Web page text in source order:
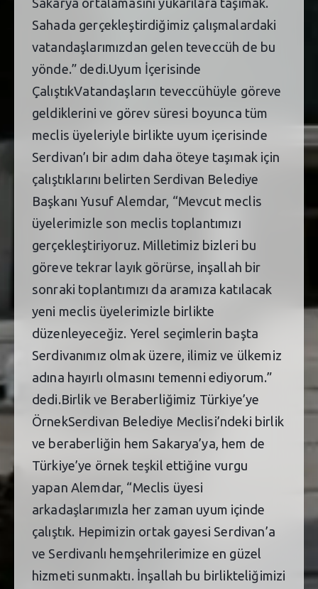
Sahada gerçekleştirdiğimiz çalışmalardaki
vatandaşlarımızdan gelen teveccüh de bu
yönde.” dedi.Uyum İçerisinde
ÇalıştıkVatandaşların teveccühüyle göreve
geldiklerini ve görev süresi boyunca tüm
meclis üyeleriyle birlikte uyum içerisinde
Serdivan’ı bir adım daha öteye taşımak için
çalıştıklarını belirten Serdivan Belediye
Başkanı Yusuf Alemdar, “Mevcut meclis
üyelerimizle son meclis toplantımızı
gerçekleştiriyoruz. Milletimiz bizleri bu
göreve tekrar layık görürse, inşallah bir
sonraki toplantımızı da aramıza katılacak
yeni meclis üyelerimizle birlikte
düzenleyeceğiz. Yerel seçimlerin başta
Serdivanımız olmak üzere, ilimiz ve ülkemiz
adına hayırlı olmasını temenni ediyorum.”
dedi.Birlik ve Beraberliğimiz Türkiye’ye
ÖrnekSerdivan Belediye Meclisi’ndeki birlik
ve beraberliğin hem Sakarya’ya, hem de
Türkiye’ye örnek teşkil ettiğine vurgu
yapan Alemdar, “Meclis üyesi
arkadaşlarımızla her zaman uyum içinde
çalıştık. Hepimizin ortak gayesi Serdivan’a
ve Serdivanlı hemşehrilerimize en güzel
hizmeti sunmaktı. İnşallah bu birlikteliğimizi